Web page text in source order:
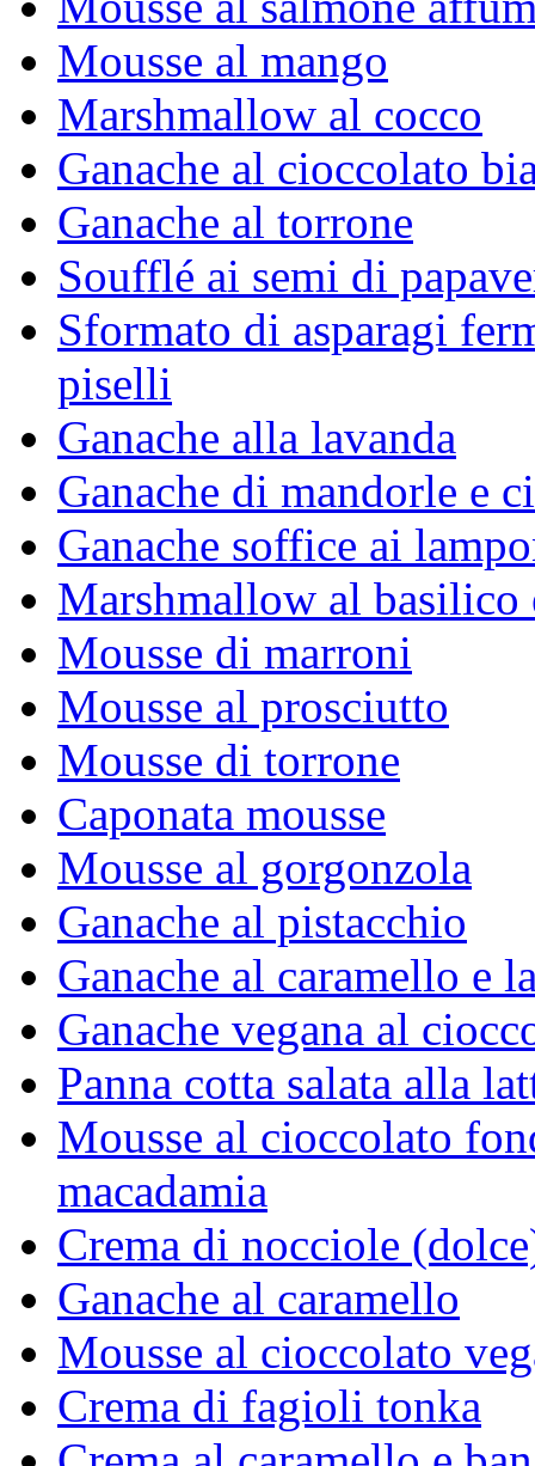
Mousse al mango
Marshmallow al cocco
Ganache al cioccolato
Ganache al torrone
Soufflé ai semi di
Sformato di asparagi
piselli
Ganache alla lavanda
Ganache di mandorle e
Ganache soffice ai
Marshmallow al basilico
Mousse di marroni
Mousse al prosciutto
Mousse di torrone
Caponata mousse
Mousse al gorgonzola
Ganache al pistacchio
Ganache al caramello e
Ganache vegana al
Panna cotta salata alla
Mousse al cioccolato
macadamia
Crema di nocciole
Ganache al caramello
Mousse al cioccolato
Crema di fagioli tonka